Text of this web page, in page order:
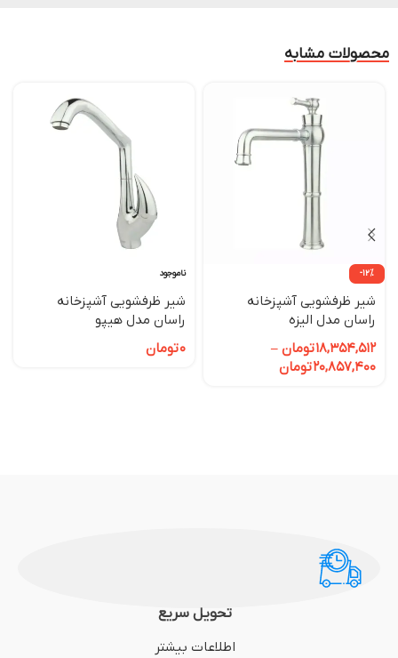
محصولات مشابه
-12%
شیر ظرفشویی آشپزخانه
راسان مدل الیزه
18,354,512تومان –
20,857,400تومان
ناموجود
شیر ظرفشویی آشپزخانه
راسان مدل هیپو
0تومان
تحویل سریع
اطلاعات بیشتر